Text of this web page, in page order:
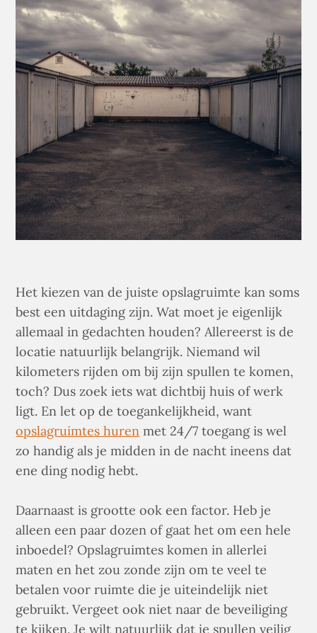
Het kiezen van de juiste opslagruimte kan soms
best een uitdaging zijn. Wat moet je eigenlijk
allemaal in gedachten houden? Allereerst is de
locatie natuurlijk belangrijk. Niemand wil
kilometers rijden om bij zijn spullen te komen,
toch? Dus zoek iets wat dichtbij huis of werk
ligt. En let op de toegankelijkheid, want
opslagruimtes huren met 24/7 toegang is wel
zo handig als je midden in de nacht ineens dat
ene ding nodig hebt.
Daarnaast is grootte ook een factor. Heb je
alleen een paar dozen of gaat het om een hele
inboedel? Opslagruimtes komen in allerlei
maten en het zou zonde zijn om te veel te
betalen voor ruimte die je uiteindelijk niet
gebruikt. Vergeet ook niet naar de beveiliging
te kijken. Je wilt natuurlijk dat je spullen veilig